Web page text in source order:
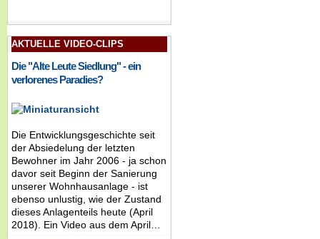
AKTUELLE VIDEO-CLIPS
Die "Alte Leute Siedlung" - ein
verlorenes Paradies?
Die Entwicklungsgeschichte seit
der Absiedelung der letzten
Bewohner im Jahr 2006 - ja schon
davor seit Beginn der Sanierung
unserer Wohnhausanlage - ist
ebenso unlustig, wie der Zustand
dieses Anlagenteils heute (April
2018). Ein Video aus dem April…